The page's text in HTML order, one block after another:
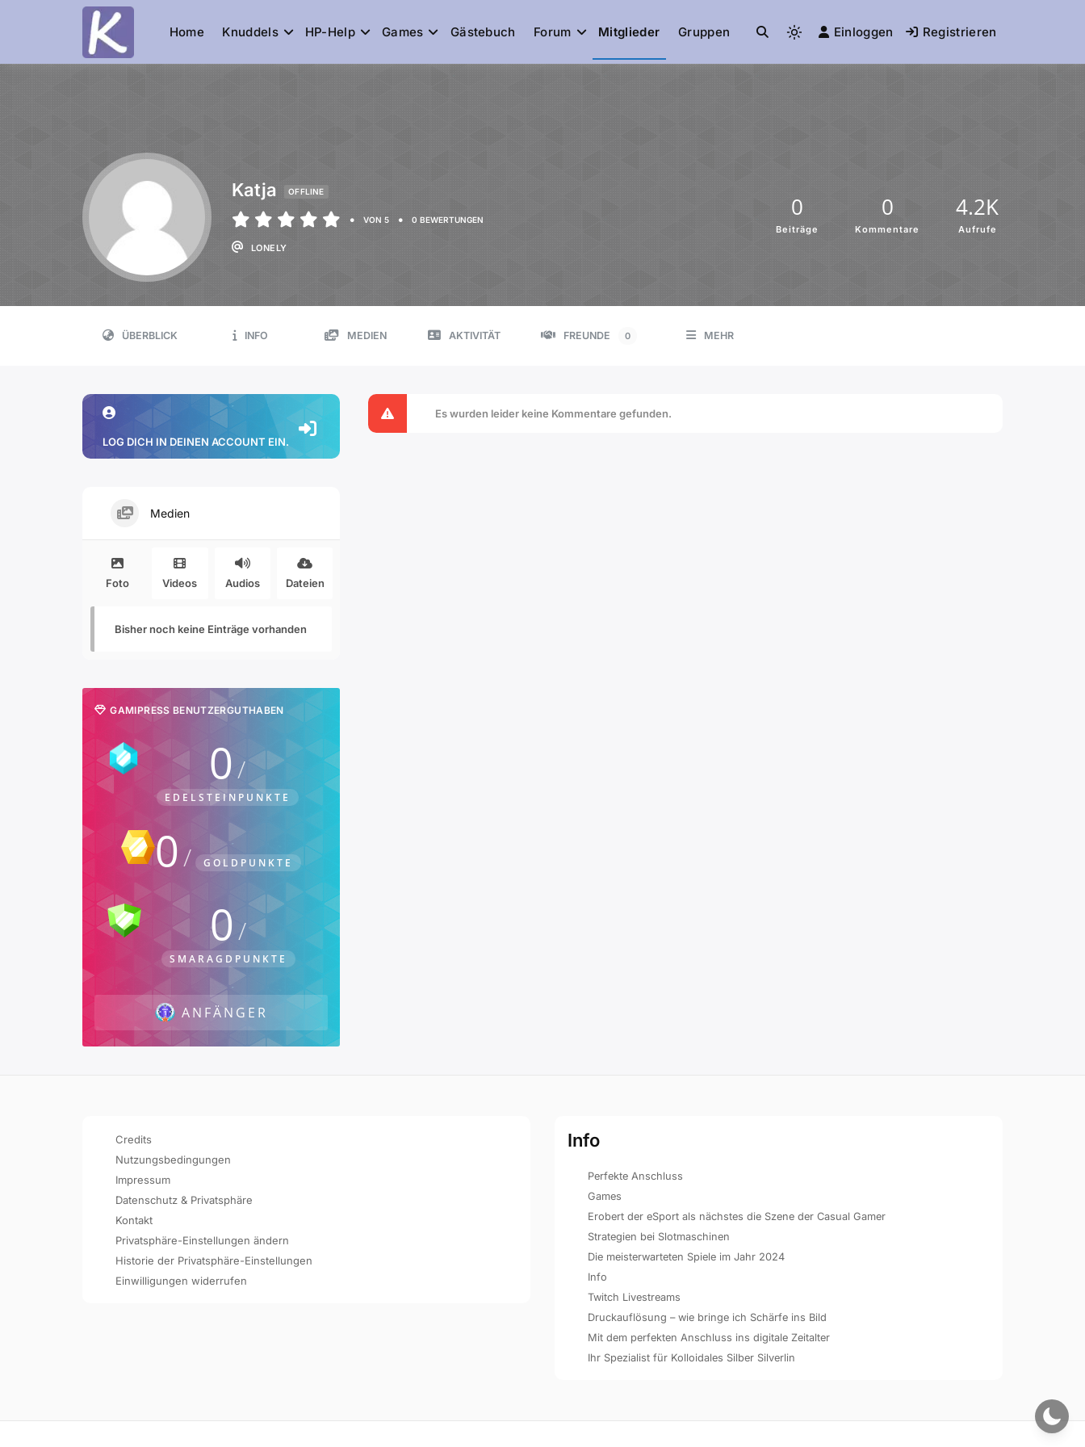
Knuddelesel.de
die Community
Home Knuddels HP-Help Games Gästebuch Forum Mitglieder Gruppen Einloggen Registrieren
Katja OFFLINE
• VON 5 • 0 BEWERTUNGEN
LONELY
0
Beiträge
0
Kommentare
4.2K
Aufrufe
ÜBERBLICK INFO MEDIEN AKTIVITÄT FREUNDE 0 MEHR
Es wurden leider keine Kommentare gefunden.
LOG DICH IN DEINEN ACCOUNT EIN.
Medien
Foto Videos Audios Dateien
Bisher noch keine Einträge vorhanden
GAMIPRESS BENUTZERGUTHABEN
0
EDELSTEINPUNKTE
0 GOLDPUNKTE
0
SMARAGDPUNKTE
ANFÄNGER
Credits
Nutzungsbedingungen
Impressum
Datenschutz & Privatsphäre
Kontakt
Privatsphäre-Einstellungen ändern
Historie der Privatsphäre-Einstellungen
Einwilligungen widerrufen
Info
Perfekte Anschluss
Games
Erobert der eSport als nächstes die Szene der Casual Gamer
Strategien bei Slotmaschinen
Die meisterwarteten Spiele im Jahr 2024
Info
Twitch Livestreams
Druckauflösung – wie bringe ich Schärfe ins Bild
Mit dem perfekten Anschluss ins digitale Zeitalter
Ihr Spezialist für Kolloidales Silber Silverlin